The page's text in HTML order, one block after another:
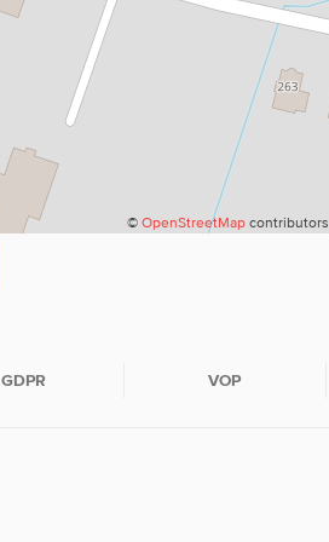
© OpenStreetMapcontributors
GDPR VOP